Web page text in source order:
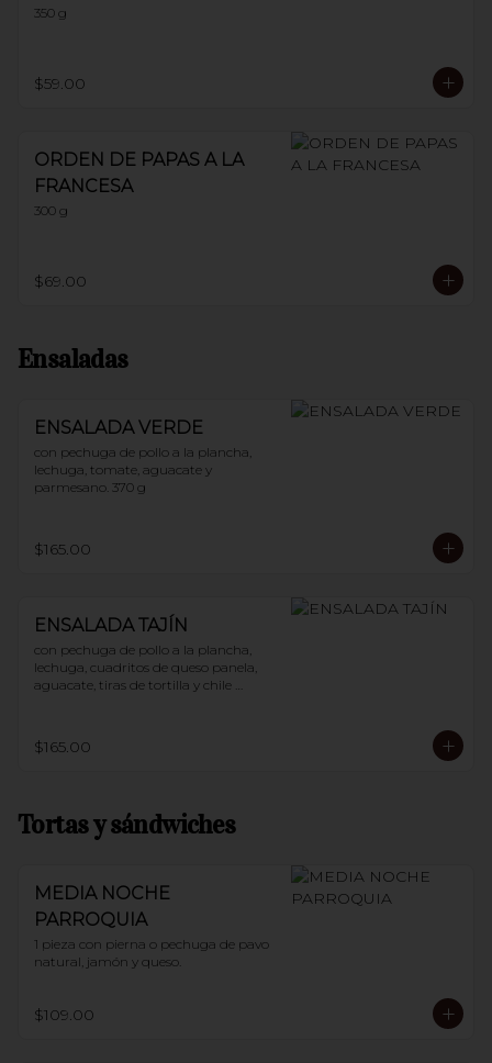
350 g
$59.00
ORDEN DE PAPAS A LA
FRANCESA
300 g
$69.00
Ensaladas
ENSALADA VERDE
con pechuga de pollo a la plancha,
lechuga, tomate, aguacate y
parmesano. 370 g
$165.00
ENSALADA TAJÍN
con pechuga de pollo a la plancha,
lechuga, cuadritos de queso panela,
aguacate, tiras de tortilla y chile
$165.00
Tortas y sándwiches
MEDIA NOCHE
PARROQUIA
1 pieza con pierna o pechuga de pavo
natural, jamón y queso.
$109.00